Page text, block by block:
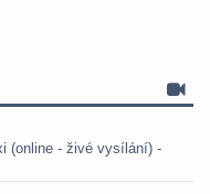
(online - živé vysílání) -